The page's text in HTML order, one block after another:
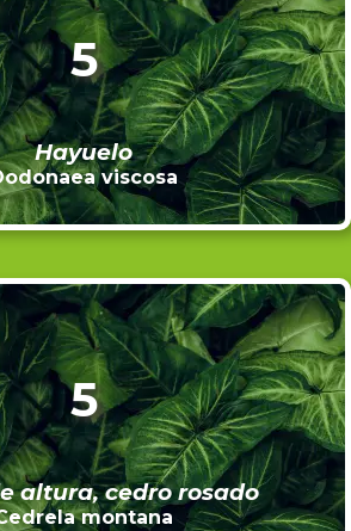
5
Hayuelo
viscosa
5
altura, cedro rosado
montana